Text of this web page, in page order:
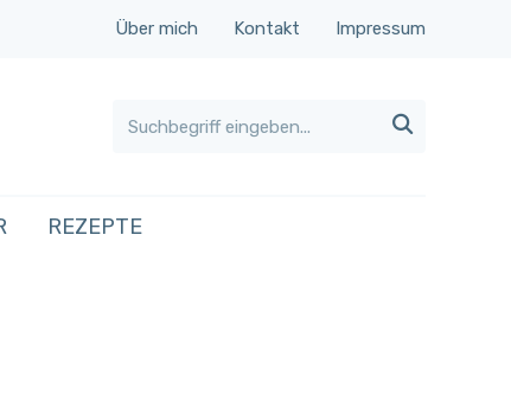
Über mich Kontakt Impressum

REZEPTE